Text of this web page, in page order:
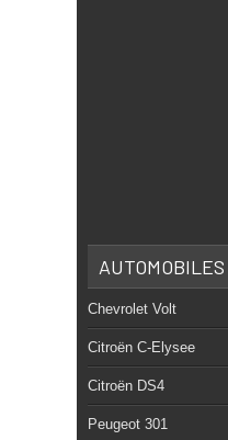
AUTOMOBILES
Chevrolet Volt
Citroën C-Elysee
Citroën DS4
Peugeot 301